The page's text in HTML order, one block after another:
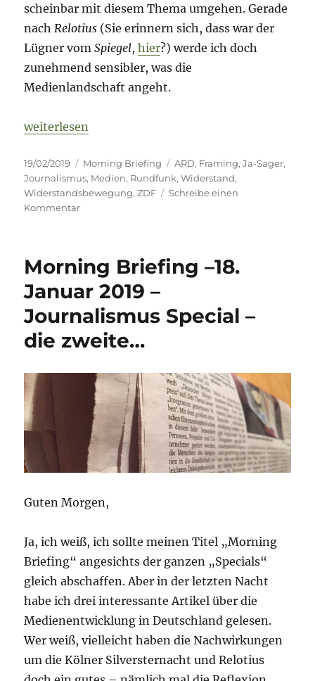
scheinbar mit diesem Thema umgehen. Gerade
nach Relotius (Sie erinnern sich, dass war der
Lügner vomSpiegel,hier?) werde ich doch
zunehmend sensibler, was die
Medienlandschaft angeht.
„Morning Briefing 19. Februar 2019 – Framing //
weiterlesen
Veröffentlicht
am
19/02/2019 Kategorien
Morning Briefing Schlagwörter
ARD, Framing,Ja-Sager,
Journalismus, Medien, Rundfunk,Widerstand,
Widerstandsbewegung,ZDF
Schreibe einen
Kommentarzu
Februar
2019
–
Framing
//
Ja-
Widerstandsbewegung
Morning Briefing –18.
Januar 2019 –
Journalismus Special –
die zweite…
Guten Morgen,
Ja, ich weiß, ich sollte meinen Titel „Morning
Briefing“ angesichts der ganzen „Specials“
gleich abschaffen. Aber in der letzten Nacht
habe ich drei interessante Artikel über die
Medienentwicklung in Deutschland gelesen.
Wer weiß, vielleicht haben die Nachwirkungen
um die Kölner Silversternacht und Relotius